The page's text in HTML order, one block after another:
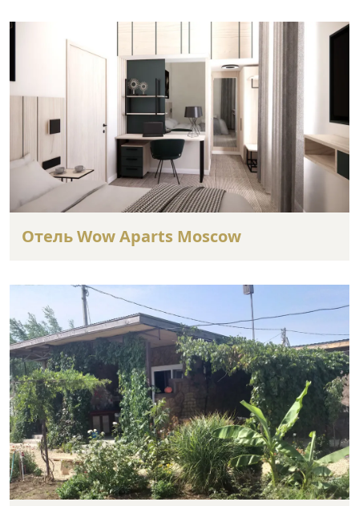
Отель Wow Aparts Moscow